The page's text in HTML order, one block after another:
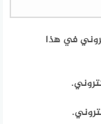
في هذا